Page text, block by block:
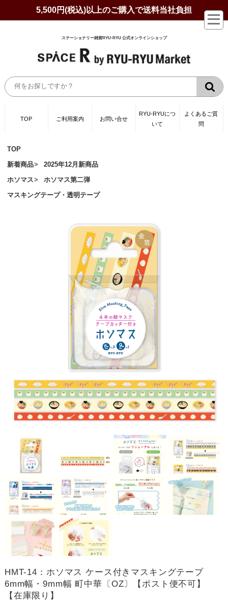
5,500円(税込)以上のご購入で送料当社負担
ステーショナリー雑貨RYU-RYU 公式オンラインショップ
TOP ご利用案内 お問い合せ
RYU-RYUにつ
いて
よくあるご質
問
TOP
新着商品
2025年12月新商品
ホソマス
ホソマス第二弾
マスキングテープ・透明テープ
HMT-14：ホソマス ケース付きマスキングテープ
6mm幅・9mm幅 町中華〔OZ〕【ポスト便不可】
【在庫限り】